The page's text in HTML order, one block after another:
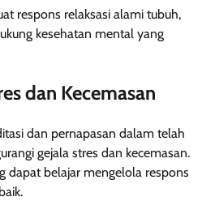
respons relaksasi alami tubuh,
kesehatan mental yang
dan Kecemasan
dan pernapasan dalam telah
gejala stres dan kecemasan.
dapat belajar mengelola respons